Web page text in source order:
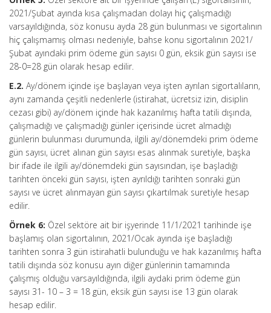
2021/Şubat ayında kısa çalışmadan dolayı hiç çalışmadığı
varsayıldığında, söz konusu ayda 28 gün bulunması ve sigortalının
hiç çalışmamış olması nedeniyle, bahse konu sigortalının 2021/
Şubat ayındaki prim ödeme gün sayısı 0 gün, eksik gün sayısı ise
28-0=28 gün olarak hesap edilir.
E.2. Ay/dönem içinde işe başlayan veya işten ayrılan sigortalıların,
aynı zamanda çeşitli nedenlerle (istirahat, ücretsiz izin, disiplin
cezası gibi) ay/dönem içinde hak kazanılmış hafta tatili dışında,
çalışmadığı ve çalışmadığı günler içerisinde ücret almadığı
günlerin bulunması durumunda, ilgili ay/dönemdeki prim ödeme
gün sayısı, ücret alınan gün sayısı esas alınmak suretiyle, başka
bir ifade ile ilgili ay/dönemdeki gün sayısından, işe başladığı
tarihten önceki gün sayısı, işten ayrıldığı tarihten sonraki gün
sayısı ve ücret alınmayan gün sayısı çıkartılmak suretiyle hesap
edilir.
Örnek 6: Özel sektöre ait bir işyerinde 11/1/2021 tarihinde işe
başlamış olan sigortalının, 2021/Ocak ayında işe başladığı
tarihten sonra 3 gün istirahatli bulunduğu ve hak kazanılmış hafta
tatili dışında söz konusu ayın diğer günlerinin tamamında
çalışmış olduğu varsayıldığında, ilgili aydaki prim ödeme gün
sayısı 31- 10 – 3 = 18 gün, eksik gün sayısı ise 13 gün olarak
hesap edilir.